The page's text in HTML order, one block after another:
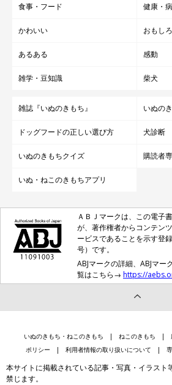
食事・フード 健康・
かわいい おもしろ
あるある 感動
雑学・豆知識 柴犬
雑誌『いぬのきもち』 いぬの
ドッグフードの正しい選び方 犬診断
いぬのきもちクイズ 購読者
いぬ・ねこのきもちアプリ
ＡＢＪマークは、この電子
が、著作権者からコンテン
ービスであることを示す登
号）です。
ABJマークの詳細、ABJマ
覧はこちら→ https://
いぬのきもち・ねこのきもち ねこのきもち
ポリシー
利用者情報の取り扱いについて
本サイトに掲載されている記事・写真・イラスト
禁じます。